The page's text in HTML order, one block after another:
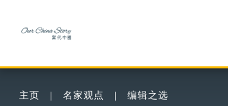
主页 名家观点 编辑之选